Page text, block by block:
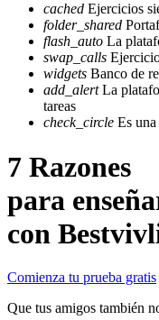
cached Ejercicios
folder_shared
flash_auto La
swap_calls
widgets Banco de
add_alertLa
tareas
check_circle Es
7 Razones
para
con
Comienza tu prueba gratis
Que tus amigos también